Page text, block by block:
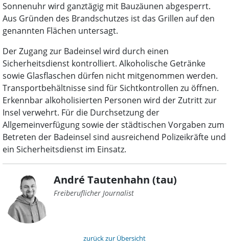
Sonnenuhr wird ganztägig mit Bauzäunen abgesperrt.
Aus Gründen des Brandschutzes ist das Grillen auf den
genannten Flächen untersagt.
Der Zugang zur Badeinsel wird durch einen
Sicherheitsdienst kontrolliert. Alkoholische Getränke
sowie Glasflaschen dürfen nicht mitgenommen werden.
Transportbehältnisse sind für Sichtkontrollen zu öffnen.
Erkennbar alkoholisierten Personen wird der Zutritt zur
Insel verwehrt. Für die Durchsetzung der
Allgemeinverfügung sowie der städtischen Vorgaben zum
Betreten der Badeinsel sind ausreichend Polizeikräfte und
ein Sicherheitsdienst im Einsatz.
André Tautenhahn (tau)
Freiberuflicher Journalist
zurück zur Übersicht